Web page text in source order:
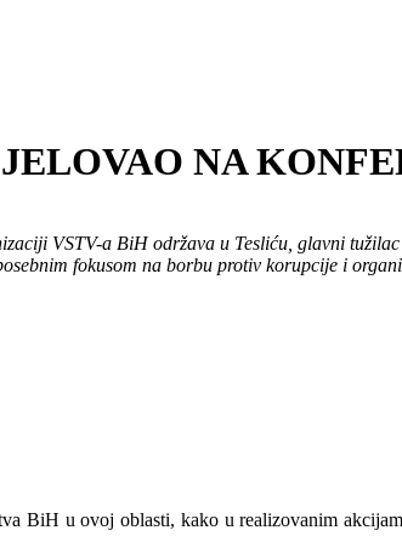
NA
VSTV-a BiH održava u Tesliću, glavni
fokusom na borbu protiv korupcije i
BiH u ovoj oblasti, kako u realizovanim